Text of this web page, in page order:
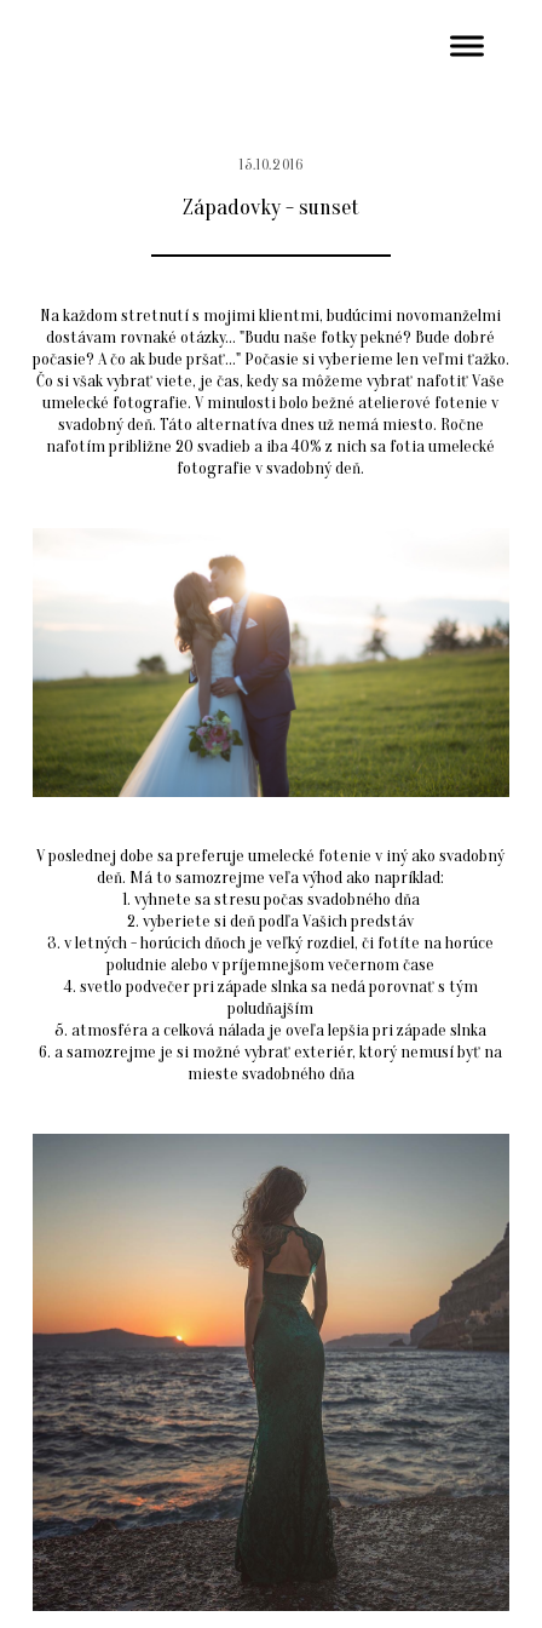
15.10.2016
Západovky - sunset
Na každom stretnutí s mojimi klientmi, budúcimi novomanželmi
dostávam rovnaké otázky... "Budu naše fotky pekné? Bude dobré
počasie? A čo ak bude pršať..." Počasie si vyberieme len veľmi ťažko.
Čo si však vybrať viete, je čas, kedy sa môžeme vybrať nafotiť Vaše
umelecké fotografie. V minulosti bolo bežné atelierové fotenie v
svadobný deň. Táto alternatíva dnes už nemá miesto. Ročne
nafotím približne 20 svadieb a iba 40% z nich sa fotia umelecké
fotografie v svadobný deň.
V poslednej dobe sa preferuje umelecké fotenie v iný ako svadobný
deň. Má to samozrejme veľa výhod ako napríklad:
1. vyhnete sa stresu počas svadobného dňa
2. vyberiete si deň podľa Vašich predstáv
3. v letných - horúcich dňoch je veľký rozdiel, či fotíte na horúce
poludnie alebo v príjemnejšom večernom čase
4. svetlo podvečer pri západe slnka sa nedá porovnať s tým
poludňajším
5. atmosféra a celková nálada je oveľa lepšia pri západe slnka
6. a samozrejme je si možné vybrať exteriér, ktorý nemusí byť na
mieste svadobného dňa